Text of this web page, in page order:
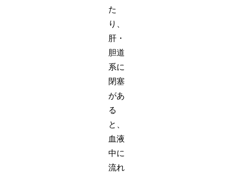
た
り、
肝・
胆道
系に
閉塞
があ
る
と、
血液
中に
流れ